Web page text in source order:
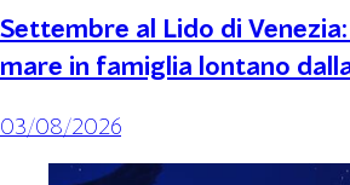
Settembre al Lido di
mare in famiglia lontano
03/08/2026